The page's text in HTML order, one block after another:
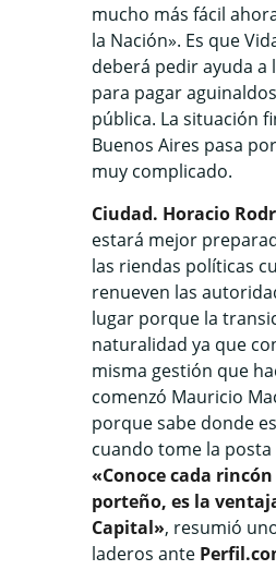
mucho más fácil
la Nación». Es que
deberá pedir ayuda a
para pagar
pública. La situación
Buenos Aires pasa
muy complicado.
Ciudad. Horacio
estará mejor
las riendas políticas
renueven las
lugar porque la
naturalidad ya que
misma gestión que
comenzó Mauricio
porque sabe donde
cuando tome la posta
«Conoce cada
porteño, es la
Capital», resumió
laderos ante